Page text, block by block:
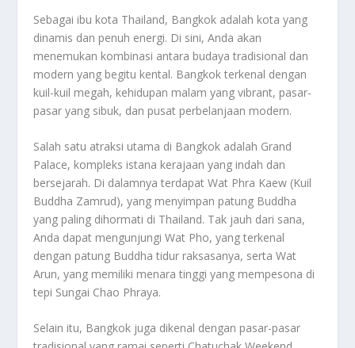
Sebagai ibu kota Thailand, Bangkok adalah kota yang
dinamis dan penuh energi. Di sini, Anda akan
menemukan kombinasi antara budaya tradisional dan
modern yang begitu kental. Bangkok terkenal dengan
kuil-kuil megah, kehidupan malam yang vibrant, pasar-
pasar yang sibuk, dan pusat perbelanjaan modern.
Salah satu atraksi utama di Bangkok adalah Grand
Palace, kompleks istana kerajaan yang indah dan
bersejarah. Di dalamnya terdapat Wat Phra Kaew (Kuil
Buddha Zamrud), yang menyimpan patung Buddha
yang paling dihormati di Thailand. Tak jauh dari sana,
Anda dapat mengunjungi Wat Pho, yang terkenal
dengan patung Buddha tidur raksasanya, serta Wat
Arun, yang memiliki menara tinggi yang mempesona di
tepi Sungai Chao Phraya.
Selain itu, Bangkok juga dikenal dengan pasar-pasar